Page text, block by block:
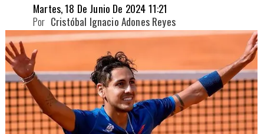
Martes, 18 De Junio De 2024 11:21
Cristóbal Ignacio Adones Reyes
Por